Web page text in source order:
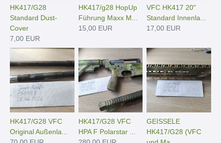
HK417/G28
Standard Dust-
Cover
7,00 EUR
HK417/g28 HopUp
Führung Maxx M...
15,00 EUR
VFC HK417 20"
Standard Innenla...
17,00 EUR
HK417/G28 VFC
Original Außenla...
HK417/G28 VFC
HPA F Polarstar ...
GEISSELE
HK417/G28 (VFC